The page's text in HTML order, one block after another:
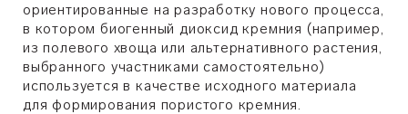
ориентированные на разработку нового процесса,
в котором биогенный диоксид кремния (например,
из полевого хвоща или альтернативного растения,
выбранного участниками самостоятельно)
используется в качестве исходного материала
для формирования пористого кремния.